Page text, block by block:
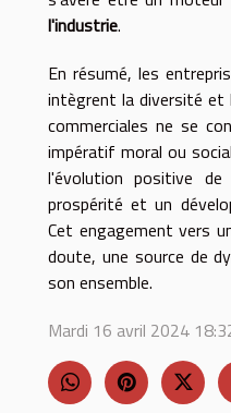
l'industrie.
En résumé, les
intègrent la diversité et
commerciales ne se
impératif moral ou
l'évolution positive
prospérité et un
Cet engagement vers
doute, une source de
son ensemble.
Mardi 16 avril 2024